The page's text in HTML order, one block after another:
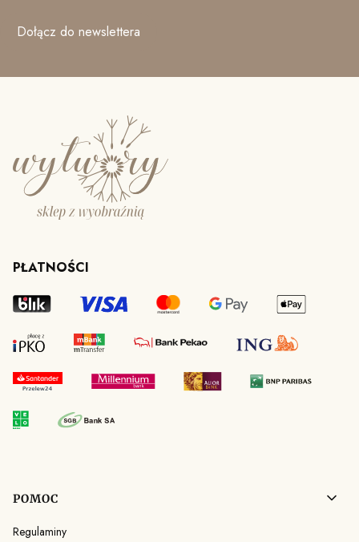
Dołącz do newslettera
PŁATNOŚCI
Linki w stopce
POMOC
Regulaminy